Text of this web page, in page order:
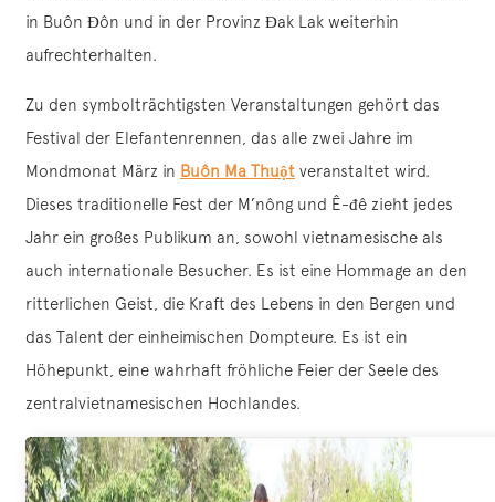
in Buôn Đôn und in der Provinz Đak Lak weiterhin
aufrechterhalten.
Zu den symbolträchtigsten Veranstaltungen gehört das
Festival der Elefantenrennen, das alle zwei Jahre im
Mondmonat März in Buôn Ma Thuột veranstaltet wird.
Dieses traditionelle Fest der M’nông und Ê-đê zieht jedes
Jahr ein großes Publikum an, sowohl vietnamesische als
auch internationale Besucher. Es ist eine Hommage an den
ritterlichen Geist, die Kraft des Lebens in den Bergen und
das Talent der einheimischen Dompteure. Es ist ein
Höhepunkt, eine wahrhaft fröhliche Feier der Seele des
zentralvietnamesischen Hochlandes.